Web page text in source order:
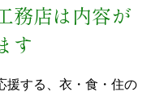
務店は内容が
す
援する、衣・食・住の